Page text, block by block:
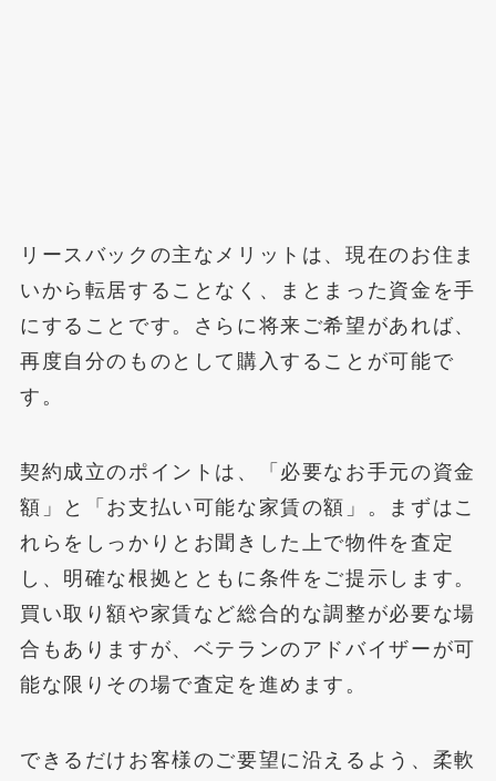
リースバックの主なメリットは、現在のお住ま
いから転居することなく、まとまった資金を手
にすることです。さらに将来ご希望があれば、
再度自分のものとして購入することが可能で
す。
契約成立のポイントは、「必要なお手元の資金
額」と「お支払い可能な家賃の額」。まずはこ
れらをしっかりとお聞きした上で物件を査定
し、明確な根拠とともに条件をご提示します。
買い取り額や家賃など総合的な調整が必要な場
合もありますが、ベテランのアドバイザーが可
能な限りその場で査定を進めます。
できるだけお客様のご要望に沿えるよう、柔軟